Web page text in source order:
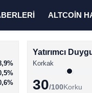
ALTCOİN
Yatırımcı
Korkak
30/100Korku